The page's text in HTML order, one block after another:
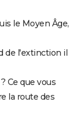
le Moyen Âge,
de l'extinction il
Ce que vous
la route des